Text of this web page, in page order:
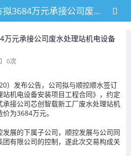
世运电路：关联方拟3684万元承接公司废水处理站机电设备安装项目
万元承接公司废水处理站机电设备
0次
）发布公告，公司拟与顺控顺水签订
站机电设备安装项目工程合同》，约定
接公司芯创智载新工厂废水处理站机
为3684万元。
展的下属子公司，顺控发展与公司同
有限公司的控制，遂此次交易构成关